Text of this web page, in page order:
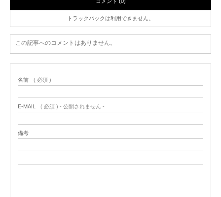
トラックバックは利用できません。
この記事へのコメントはありません。
名前 ( 必須 )
E-MAIL ( 必須 ) - 公開されません -
備考